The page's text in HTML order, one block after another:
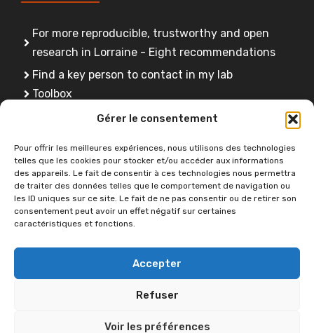
Gérer le consentement
Pour offrir les meilleures expériences, nous utilisons des technologies
telles que les cookies pour stocker et/ou accéder aux informations
des appareils. Le fait de consentir à ces technologies nous permettra
de traiter des données telles que le comportement de navigation ou
les ID uniques sur ce site. Le fait de ne pas consentir ou de retirer son
consentement peut avoir un effet négatif sur certaines
caractéristiques et fonctions.
Accepter
Refuser
Voir les préférences
For more reproducible, trustworthy and open
research in Lorraine - Eight recommendations
Find a key person to contact in my lab
Toolbox
Do you have a question ?